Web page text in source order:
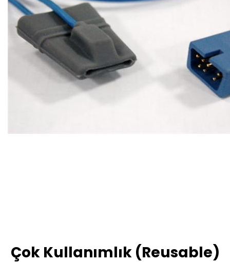
Çok Kullanımlık (Reusable)